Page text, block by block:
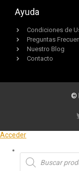
Ayuda
Condiciones de
Preguntas
Nuestro Blog
Contacto
©
Acceder